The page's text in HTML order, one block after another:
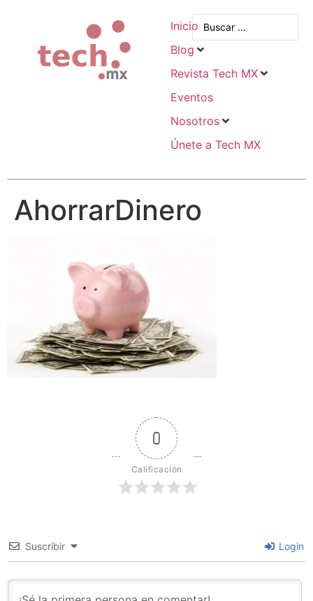
Inicio
Blog
Revista Tech MX
Eventos
Nosotros
Únete a Tech MX
AhorrarDinero
0
Calificación
Suscribir Login